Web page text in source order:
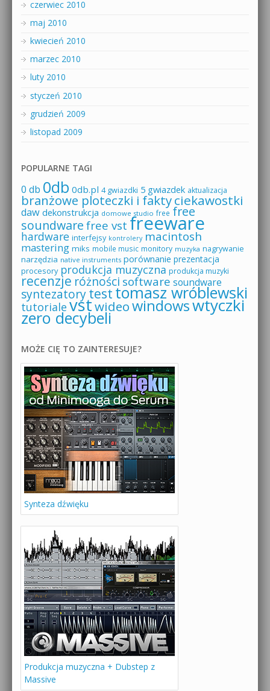
czerwiec 2010
maj 2010
kwiecień 2010
marzec 2010
luty 2010
styczeń 2010
grudzień 2009
listopad 2009
POPULARNE TAGI
0 db 0db 0db.pl 4 gwiazdki 5 gwiazdek aktualizacja
branżowe ploteczki i faktyciekawostki
daw dekonstrukcja domowe studio free free
soundware free vst freeware
hardware interfejsy kontrolery macintosh
mastering miks mobile music monitory muzyka nagrywanie
narzędzia native instruments porównanie prezentacja
procesory produkcja muzyczna produkcja muzyki
recenzje różności software soundware
syntezatorytesttomasz wróblewski
tutoriale vstwideowindowswtyczki
zero decybeli
MOŻE CIĘ TO ZAINTERESUJE?
Synteza dźwięku
Produkcja muzyczna + Dubstep z
Massive